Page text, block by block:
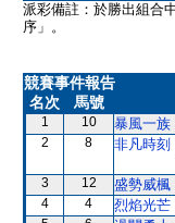
派彩備註：於勝出組合
序」。
競賽事件報告
名次
馬號
1 10 暴風一族
2 8 非凡時刻
3 12 盛勢威楓
4 4 烈焰光芒